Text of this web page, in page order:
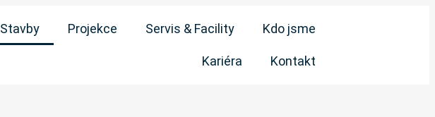
Stavby Projekce Servis & Facility Kdo jsme
Kariéra Kontakt